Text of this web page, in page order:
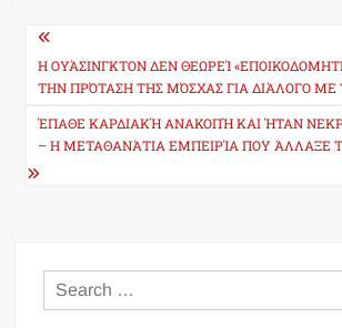
Post
navigation
Η ΟΥΆΣΙΝΓΚΤΟΝ ΔΕΝ ΘΕΩΡΕΊ
ΤΗΝ ΠΡΌΤΑΣΗ ΤΗΣ ΜΌΣΧΑΣ ΓΙΑ ΔΙΆΛΟΓΟ ΜΕ
ΈΠΑΘΕ ΚΑΡΔΙΑΚΉ ΑΝΑΚΟΠΉ ΚΑΙ ΉΤΑΝ
– Η ΜΕΤΑΘΑΝΆΤΙΑ ΕΜΠΕΙΡΊΑ ΠΟΥ ΆΛΛΑΞΕ